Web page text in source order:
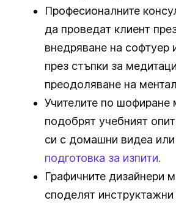
Професионалните
да проведат клиент
внедряване на софтуер
през стъпки за
преодоляване на
Учителите по шофиране
подобрят учебният
си с домашни видеа или
подготовка за изпити.
Графичните дизайнери
споделят инструктажни